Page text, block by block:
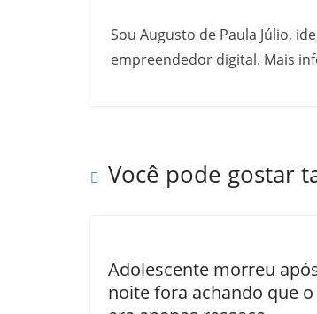
Sou Augusto de Paula Júlio,
empreendedor digital. Mais
Você pode gostar
Adolescente morreu
noite fora achando que